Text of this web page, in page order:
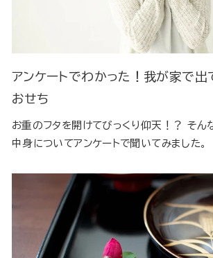
アンケートでわかった！我が家で出
おせち
お重のフタを開けてびっくり仰天！？ そん
中身についてアンケートで聞いてみました。